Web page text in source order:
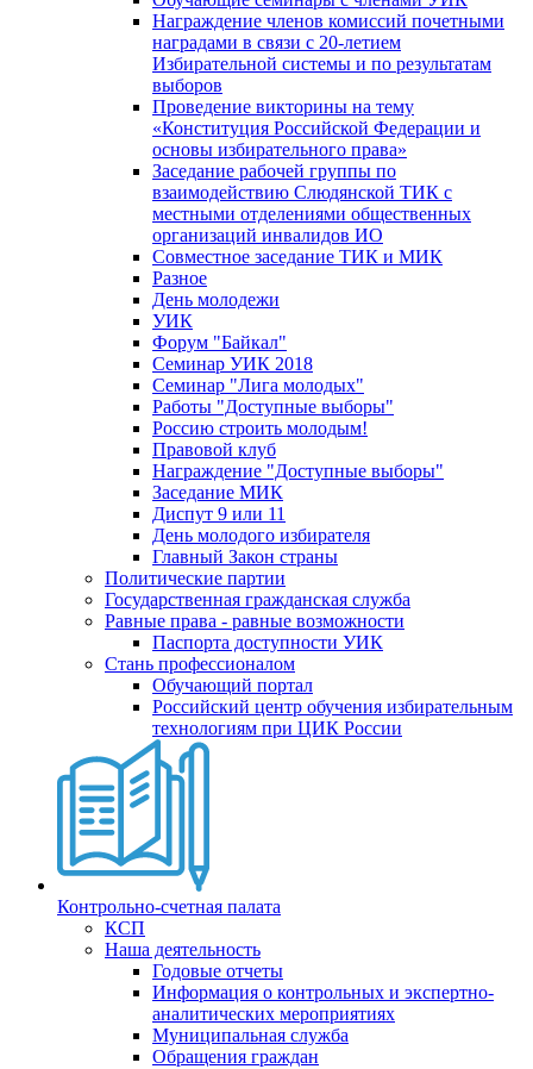
Награждение членов комиссий почетными
наградами в связи с 20-летием
Избирательной системы и по результатам
выборов
Проведение викторины на тему
«Конституция Российской Федерации и
основы избирательного права»
Заседание рабочей группы по
взаимодействию Слюдянской ТИК с
местными отделениями общественных
организаций инвалидов ИО
Совместное заседание ТИК и МИК
Разное
День молодежи
УИК
Форум "Байкал"
Семинар УИК 2018
Семинар "Лига молодых"
Работы "Доступные выборы"
Россию строить молодым!
Правовой клуб
Награждение "Доступные выборы"
Заседание МИК
Диспут 9 или 11
День молодого избирателя
Главный Закон страны
Политические партии
Государственная гражданская служба
Равные права - равные возможности
Паспорта доступности УИК
Стань профессионалом
Обучающий портал
Российский центр обучения избирательным
технологиям при ЦИК России
Контрольно-счетная палата
КСП
Наша деятельность
Годовые отчеты
Информация о контрольных и экспертно-
аналитических мероприятиях
Муниципальная служба
Обращения граждан